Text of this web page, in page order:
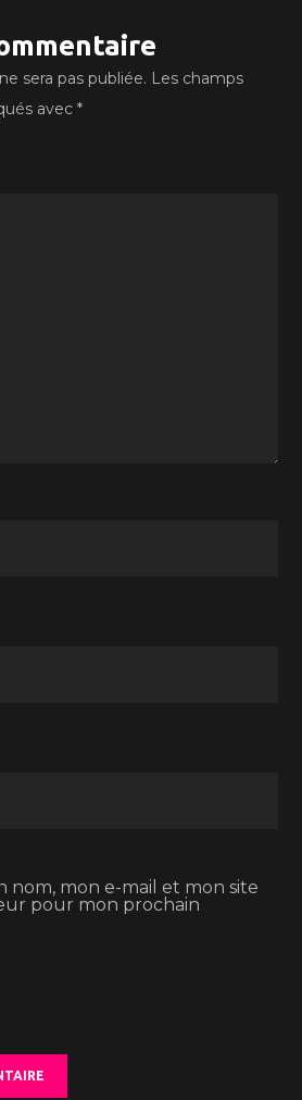
sera pas publiée. Les champs
avec*
nom, mon e-mail et mon site
pour mon prochain